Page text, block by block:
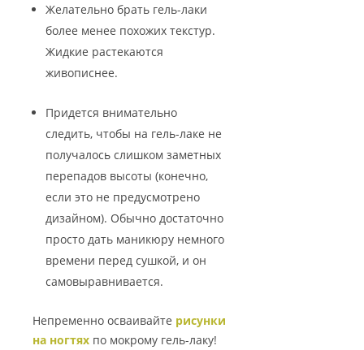
Желательно брать гель-лаки
более менее похожих текстур.
Жидкие растекаются
живописнее.
Придется внимательно
следить, чтобы на гель-лаке не
получалось слишком заметных
перепадов высоты (конечно,
если это не предусмотрено
дизайном). Обычно достаточно
просто дать маникюру немного
времени перед сушкой, и он
самовыравнивается.
Непременно осваивайте рисунки
на ногтях по мокрому гель-лаку!